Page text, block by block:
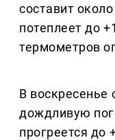
составит
потеплеет до
термометров
В воскресенье
дождливую
прогреется до